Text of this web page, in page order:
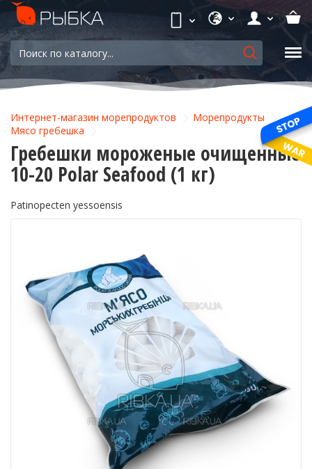
Интернет-магазин морепродуктов
Морепродукты
Мясо гребешка
Гребешки мороженые очищенные
10-20 Polar Seafood (1 кг)
Patinopecten yessoensis